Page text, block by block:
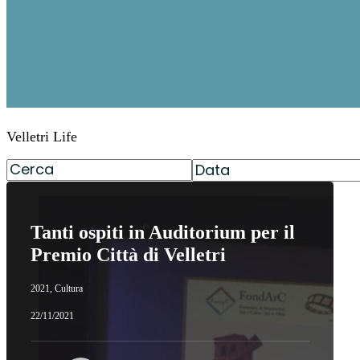
Velletri Life
Tanti ospiti in Auditorium per il
Premio Città di Velletri
2021, Cultura
22/11/2021